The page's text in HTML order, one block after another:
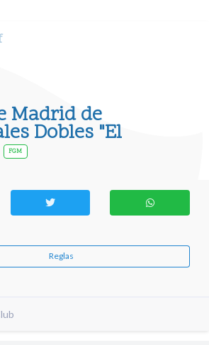
Madrid de
Dobles "El
FGM
Reglas